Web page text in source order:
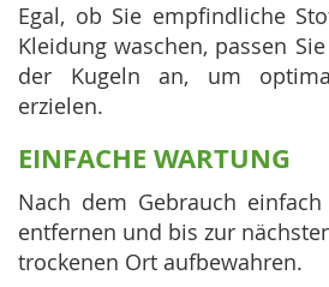
Egal, ob Sie empfindliche
Kleidung waschen, passen
der Kugeln an, um
erzielen.
EINFACHE WARTUNG
Nach dem Gebrauch
entfernen und bis zur
trockenen Ort aufbewahren.